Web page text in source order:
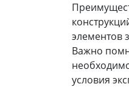
элементов
Важно
условия